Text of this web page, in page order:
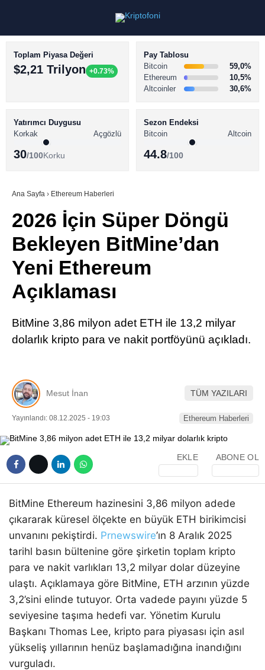
Youtube
TikTok
Telegram
BİTCOİN HABERLERİ
ALTCOİN HABERLERİ
SÖZLÜK
Toplam Piyasa Değeri
$2,21 Trilyon +0.73%
Pay Tablosu
Bitcoin
59,0%
Ethereum
10,5%
Altcoinler
30,6%
Yatırımcı Duygusu
Korkak
Açgözlü
30/100Korku
Sezon Endeksi
Bitcoin
Altcoin
44.8/100
Ana Sayfa › Ethereum Haberleri
2026 İçin Süper Döngü
Bekleyen BitMine’dan
Yeni Ethereum
Açıklaması
BitMine 3,86 milyon adet ETH ile 13,2 milyar
dolarlık kripto para ve nakit portföyünü açıkladı.
Mesut İnan TÜM YAZILARI
Yayınlandı: 08.12.2025 - 19:03 Ethereum Haberleri
EKLE ABONE OL
BitMine Ethereum hazinesini 3,86 milyon adede
çıkararak küresel ölçekte en büyük ETH birikimcisi
unvanını pekiştirdi. Prnewswire’ın 8 Aralık 2025
tarihl basın bültenine göre şirketin toplam kripto
para ve nakit varlıkları 13,2 milyar dolar düzeyine
ulaştı. Açıklamaya göre BitMine, ETH arzının yüzde
3,2’sini elinde tutuyor. Orta vadede payını yüzde 5
seviyesine taşıma hedefi var. Yönetim Kurulu
Başkanı Thomas Lee, kripto para piyasası için asıl
yükseliş yıllarının henüz başlamadığına inandığını
vurguladı.